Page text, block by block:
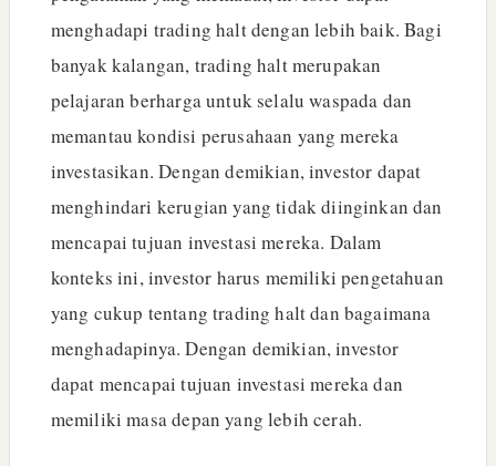
menghadapi trading halt dengan lebih baik. Bagi
banyak kalangan, trading halt merupakan
pelajaran berharga untuk selalu waspada dan
memantau kondisi perusahaan yang mereka
investasikan. Dengan demikian, investor dapat
menghindari kerugian yang tidak diinginkan dan
mencapai tujuan investasi mereka. Dalam
konteks ini, investor harus memiliki pengetahuan
yang cukup tentang trading halt dan bagaimana
menghadapinya. Dengan demikian, investor
dapat mencapai tujuan investasi mereka dan
memiliki masa depan yang lebih cerah.